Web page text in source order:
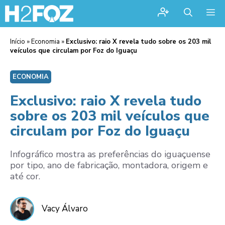
Início »Economia » Exclusivo: raio X revela tudo sobre os 203 mil
veículos que circulam por Foz do Iguaçu
ECONOMIA
Exclusivo: raio X revela tudo
sobre os 203 mil veículos que
circulam por Foz do Iguaçu
Infográfico mostra as preferências do iguaçuense
por tipo, ano de fabricação, montadora, origem e
até cor.
Vacy Álvaro